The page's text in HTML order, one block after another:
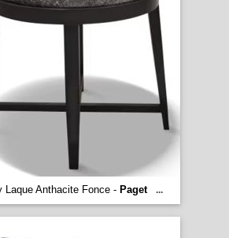
Laque Anthacite Fonce - Paget ...